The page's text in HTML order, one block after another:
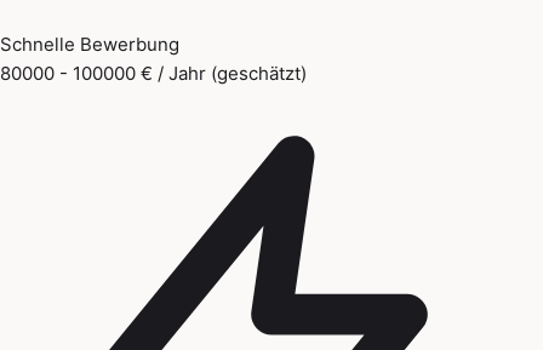
Schnelle Bewerbung
80000 - 100000 € / Jahr (geschätzt)